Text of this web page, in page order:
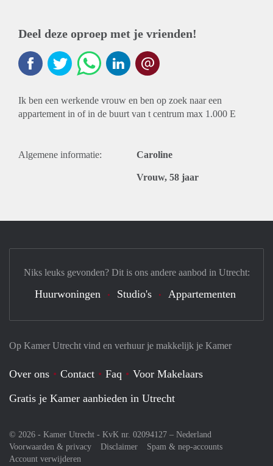
Deel deze oproep met je vrienden!
Ik ben een werkende vrouw en ben op zoek naar een
appartement in of in de buurt van t centrum max 1.000 E
Algemene informatie: Caroline
Vrouw, 58 jaar
Op Kamer Utrecht vind en verhuur je makkelijk je Kamer
Over ons Contact Faq
Voor Makelaars
Gratis je Kamer aanbieden in Utrecht
© 2026 - Kamer Utrecht - KvK nr. 02094127 – Nederland
Voorwaarden & privacy
Disclaimer
Spam & nep-accounts
Account verwijderen
Niks leuks gevonden? Dit is ons andere aanbod in Utrecht:
Huurwoningen Studio's Appartementen